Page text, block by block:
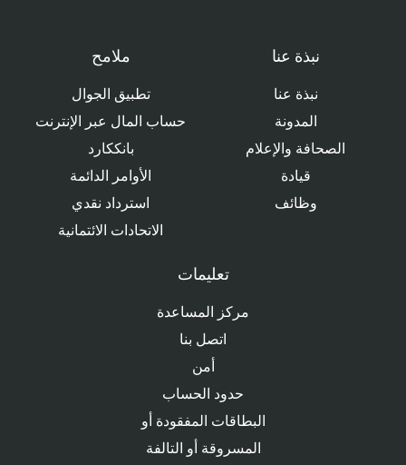
نبذة عنا
نبذة عنا
المدونة
الصحافة والإعلام
قيادة
وظائف
ملامح
تطبيق الجوال
حساب المال عبر الإنترنت
بانككارد
الأوامر الدائمة
استرداد نقدي
الاتحادات الائتمانية
تعليمات
مركز المساعدة
اتصل بنا
أمن
حدود الحساب
البطاقات المفقودة أو
المسروقة أو التالفة